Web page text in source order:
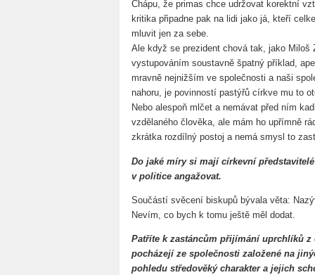
Chápu, že primas chce udržovat korektní
kritika připadne pak na lidi jako já, kteří
mluvit jen za sebe.
Ale když se prezident chová tak, jako Miloš
vystupováním soustavně špatný příklad,
mravně nejnižším ve společnosti a naši
nahoru, je povinností pastýřů církve mu to
Nebo alespoň mlčet a nemávat před ním
vzdělaného člověka, ale mám ho upřímně
zkrátka rozdílný postoj a nemá smysl to
Do jaké míry si mají církevní
v politice angažovat.
Součástí svěcení biskupů bývala věta:
Nevím, co bych k tomu ještě měl dodat.
Patříte k zastáncům přijímání uprchlíků
pocházejí ze společnosti založené na
pohledu středověký charakter a jejich